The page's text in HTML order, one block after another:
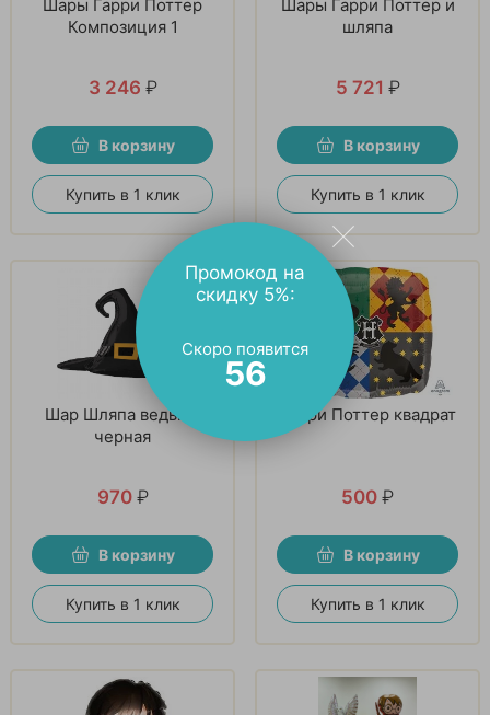
Шары Гарри Поттер
Композиция 1
3 246 ₽
В корзину
Купить в 1 клик
Шары Гарри Поттер и
шляпа
5 721 ₽
В корзину
Купить в 1 клик
Шар Шляпа ведьмы
черная
970 ₽
В корзину
Купить в 1 клик
Гарри Поттер квадрат
500 ₽
В корзину
Купить в 1 клик
Промокод на
скидку 5%:
Скоро появится
55